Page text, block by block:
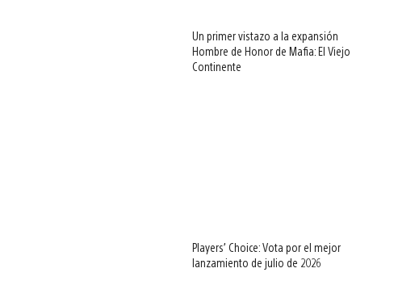
Un primer vistazo a la expansión
Hombre de Honor de Mafia: El Viejo
Continente
Players’ Choice: Vota por el mejor
lanzamiento de julio de 2026